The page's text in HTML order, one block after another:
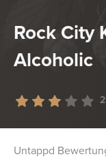
Rock City
Alcoholic
Untappd